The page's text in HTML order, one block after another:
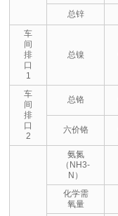
总锌
车
间
排
口
1
总镍
车
间
排
口
2
总铬
六价铬
氨氮
（NH3-
N）
化学需
氧量